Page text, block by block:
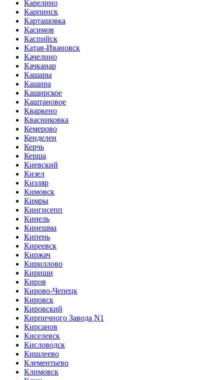
Карелино
Карпинск
Карташовка
Касимов
Каспийск
Катав-Ивановск
Качелино
Качканар
Кашары
Кашира
Каширское
Каштановое
Кваркено
Квасниковка
Кемерово
Кенделен
Керчь
Керша
Киевский
Кизел
Кизляр
Кимовск
Кимры
Кингисепп
Кинель
Кинешма
Кипень
Киреевск
Киржач
Кириллово
Кириши
Киров
Кирово-Чепецк
Кировск
Кировский
Кирпичного Завода N1
Кирсанов
Киселевск
Кисловодск
Кишлеево
Клементьево
Климовск